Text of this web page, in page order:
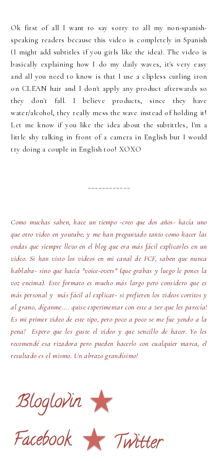
Ok first of all I want to say sorry to all my non-spanish-
speaking readers because this video is completely in Spanish
(I might add subtitles if you girls like the idea). The video is
basically explaining how I do my daily waves, it's very easy
and all you need to know is that I use a clipless curling iron
on CLEAN hair and I don't apply any product afterwards so
they don't fall. I believe products, since they have
water/alcohol, they really mess the wave instead of holding it!
Let me know if you like the idea about the subtittles, I'm a
little shy talking in front of a camera in English but I would
try doing a couple in English too! XOXO
Como muchas saben, hace un tiempo -creo que dos años- hacía uno
que otro video en youtube; y me han preguntado tanto como hacer las
ondas que siempre llevo en el blog que era más fácil explicarles en un
video. Si han visto los videos en mi canal de FCF, saben que nunca
hablaba- sino que hacía "voice-overs" (que grabas y luego le pones la
voz encima). Este formato es mucho más largo pero considero que es
más personal y más fácil al explicar- si prefieren los videos cortitos y
al grano, díganme.... quise experimentar con este a ver que les parecía!
Es mi primer video de este tipo, pero poco a poco se me fue yendo a la
pena! Espero que les guste el video y que sencillo de hacer. Yo les
recomendé esa rizadora pero pueden hacerlo con cualquier marca, el
resultado es el mismo. Un abrazo grandísimo!